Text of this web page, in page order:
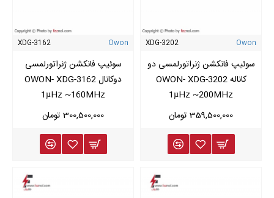
Owon
XDG-3202
سوئیپ فانکشن ژنراتورلمسی دو
کاناله OWON- XDG-3202
1µHz ~200MHz
359,500,000 تومان
Owon
XDG-3162
سوئیپ فانکشن ژنراتورلمسی
دوکانال OWON- XDG-3162
1µHz ~160MHz
300,500,000 تومان